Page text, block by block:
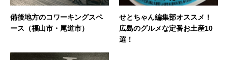
備後地方のコワーキングスペ
ース（福山市・尾道市）
せとちゃん編集部オススメ！
広島のグルメな定番お土産10
選！